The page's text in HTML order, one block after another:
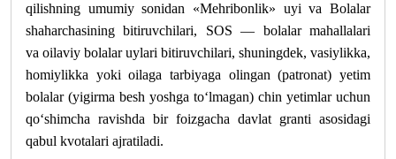
qilishning umumiy sonidan «Mehribonlik» uyi va Bolalar
shaharchasining bitiruvchilari, SOS — bolalar mahallalari
va oilaviy bolalar uylari bitiruvchilari, shuningdek, vasiylikka,
homiylikka yoki oilaga tarbiyaga olingan (patronat) yetim
bolalar (yigirma besh yoshga to‘lmagan) chin yetimlar uchun
qo‘shimcha ravishda bir foizgacha davlat granti asosidagi
qabul kvotalari ajratiladi.